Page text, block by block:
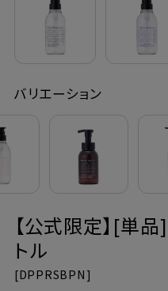
ご利用案内
よくあるご質問
会員登録でお得
NEWS一覧
利用規約
バリエーション
【公式限定】[単
トル
[DPPRSBPN]